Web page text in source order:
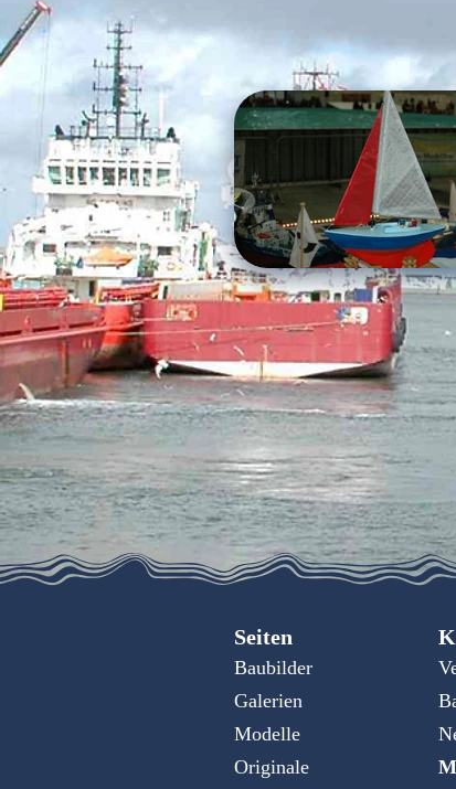
Seiten
Baubilder
Galerien
Modelle
Originale